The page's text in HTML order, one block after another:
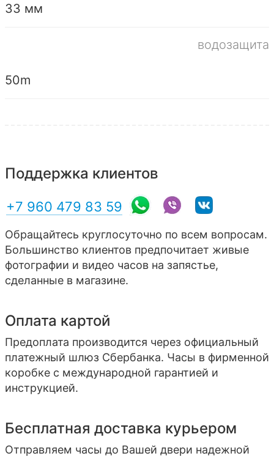
33 мм
водозащита
50m
Поддержка клиентов
+7 960 479 83 59
Обращайтесь круглосуточно по всем вопросам.
Большинство клиентов предпочитает живые
фотографии и видео часов на запястье,
сделанные в магазине.
Оплата картой
Предоплата производится через официальный
платежный шлюз Сбербанка. Часы в фирменной
коробке с международной гарантией и
инструкцией.
Бесплатная доставка курьером
Отправляем часы до Вашей двери надежной